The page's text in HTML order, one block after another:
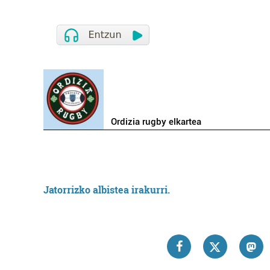
Ordizia rugby elkartea
Jatorrizko albistea irakurri.